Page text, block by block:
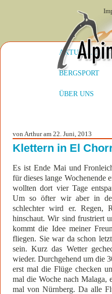
AKTUELLES
BERGSPORT
ÜBER UNS
von Arthur am 22. Juni, 2013
Klettern in El
Es ist Ende Mai und
für dieses lange Wochenende
wollten dort vier Tage
Um so öfter wir aber in
schlechter wird er. Regen,
hinschaut. Wir sind frustriert
kommt die Idee meiner
fliegen. Sie war da schon
sein. Kurz das Wetter
wieder. Durchgehend um die
erst mal die Flüge checken
mal die Woche nach Malaga,
mal von Nürnberg. Da alle